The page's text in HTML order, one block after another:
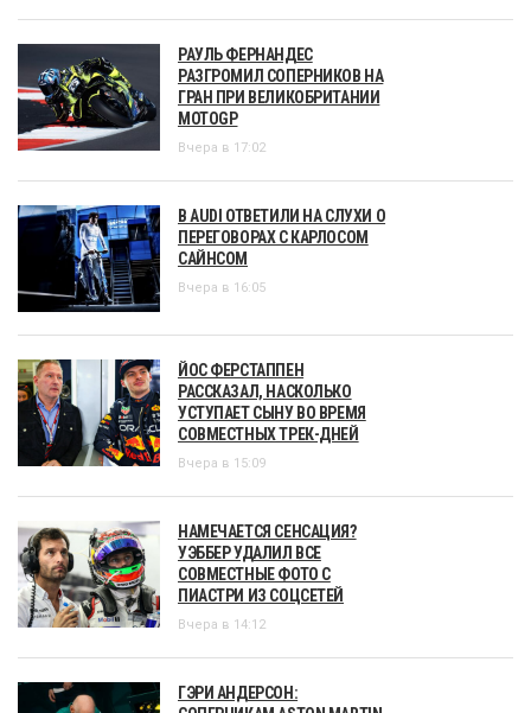
РАУЛЬ ФЕРНАНДЕС
РАЗГРОМИЛ СОПЕРНИКОВ НА
ГРАН ПРИ ВЕЛИКОБРИТАНИИ
MOTOGP
Вчера в 17:02
В AUDI ОТВЕТИЛИ НА СЛУХИ О
ПЕРЕГОВОРАХ С КАРЛОСОМ
САЙНСОМ
Вчера в 16:05
ЙОС ФЕРСТАППЕН
РАССКАЗАЛ, НАСКОЛЬКО
УСТУПАЕТ СЫНУ ВО ВРЕМЯ
СОВМЕСТНЫХ ТРЕК-ДНЕЙ
Вчера в 15:09
НАМЕЧАЕТСЯ СЕНСАЦИЯ?
УЭББЕР УДАЛИЛ ВСЕ
СОВМЕСТНЫЕ ФОТО С
ПИАСТРИ ИЗ СОЦСЕТЕЙ
Вчера в 14:12
ГЭРИ АНДЕРСОН: